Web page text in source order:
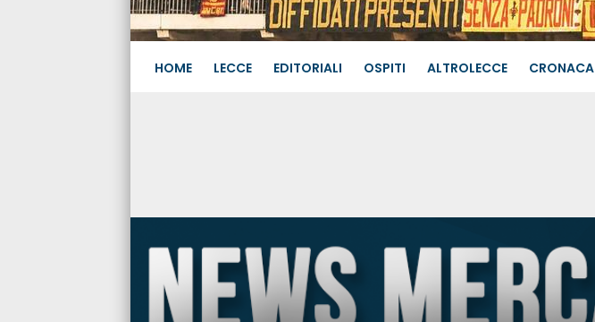
HOME LECCE EDITORIALI OSPITI ALTROLECCE CRONACA